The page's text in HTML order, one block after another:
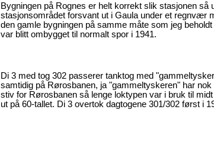
Bygningen på Rognes er helt korrekt slik stasjonen så
stasjonsområdet forsvant ut i Gaula under et regnvær
den gamle bygningen på samme måte som jeg
var blitt ombygget til normalt spor i 1941.
Di 3 med tog 302 passerer tanktog med
samtidig på Rørosbanen, ja "gammeltyskeren" har
stiv for Rørosbanen så lenge loktypen var i bruk til
ut på 60-tallet. Di 3 overtok dagtogene 301/302 først i